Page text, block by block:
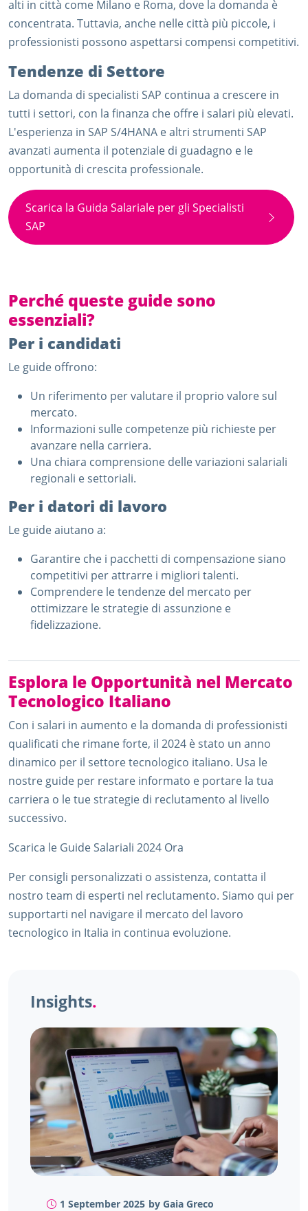
alti in città come Milano e Roma, dove la domanda è
concentrata. Tuttavia, anche nelle città più piccole, i
professionisti possono aspettarsi compensi competitivi.
Tendenze di Settore
La domanda di specialisti SAP continua a crescere in
tutti i settori, con la finanza che offre i salari più elevati.
L'esperienza in SAP S/4HANA e altri strumenti SAP
avanzati aumenta il potenziale di guadagno e le
opportunità di crescita professionale.
Scarica la Guida Salariale per gli Specialisti
SAP
Perché queste guide sono
essenziali?
Per i candidati
Le guide offrono:
Un riferimento per valutare il proprio valore sul
mercato.
Informazioni sulle competenze più richieste per
avanzare nella carriera.
Una chiara comprensione delle variazioni salariali
regionali e settoriali.
Per i datori di lavoro
Le guide aiutano a:
Garantire che i pacchetti di compensazione siano
competitivi per attrarre i migliori talenti.
Comprendere le tendenze del mercato per
ottimizzare le strategie di assunzione e
fidelizzazione.
Esplora le Opportunità nel Mercato
Tecnologico Italiano
Con i salari in aumento e la domanda di professionisti
qualificati che rimane forte, il 2024 è stato un anno
dinamico per il settore tecnologico italiano. Usa le
nostre guide per restare informato e portare la tua
carriera o le tue strategie di reclutamento al livello
successivo.
Scarica le Guide Salariali 2024 Ora
Per consigli personalizzati o assistenza, contatta il
nostro team di esperti nel reclutamento. Siamo qui per
supportarti nel navigare il mercato del lavoro
tecnologico in Italia in continua evoluzione.
Insights.
1 September 2025 by Gaia Greco